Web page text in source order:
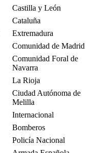
Castilla y León
Cataluña
Extremadura
Comunidad de Madrid
Comunidad Foral de
Navarra
La Rioja
Ciudad Autónoma de
Melilla
Internacional
Bomberos
Policía Nacional